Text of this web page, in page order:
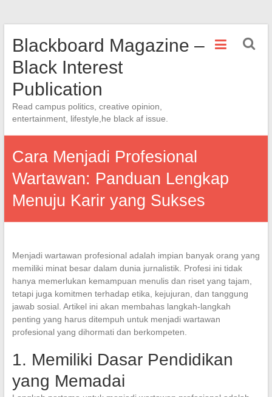
Blackboard Magazine –
Black Interest
Publication
Read campus politics, creative opinion,
entertainment, lifestyle,he black af issue.
Cara Menjadi Profesional
Wartawan: Panduan Lengkap
Menuju Karir yang Sukses
Menjadi wartawan profesional adalah impian banyak orang yang
memiliki minat besar dalam dunia jurnalistik. Profesi ini tidak
hanya memerlukan kemampuan menulis dan riset yang tajam,
tetapi juga komitmen terhadap etika, kejujuran, dan tanggung
jawab sosial. Artikel ini akan membahas langkah-langkah
penting yang harus ditempuh untuk menjadi wartawan
profesional yang dihormati dan berkompeten.
1. Memiliki Dasar Pendidikan
yang Memadai